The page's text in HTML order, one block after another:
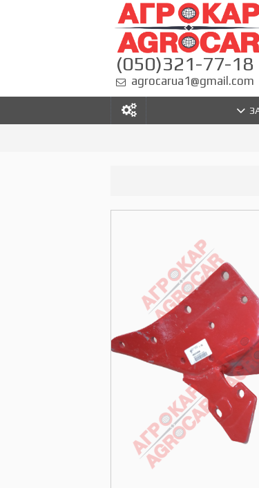
(050)321-77-18
agrocarua1@gmail.com